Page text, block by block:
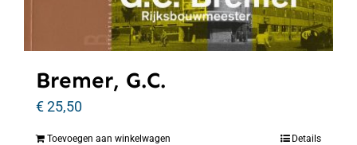
Bremer, G.C.
€25,50
Toevoegen aan winkelwagen Details